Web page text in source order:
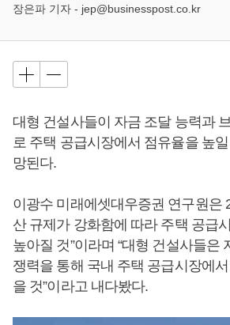
장은파 기자 - jep@businesspost.co.kr
대형 건설사들이 자금 조달 능력과
로 주택 공급시장에서 점유율을 높
망된다.
이광수 미래에셋대우증권 연구원은
산 규제가 강화함에 따라 주택 공급
높아질 것”이라며 “대형 건설사들은
쟁력을 통해 국내 주택 공급시장에
을 것”이라고 내다봤다.